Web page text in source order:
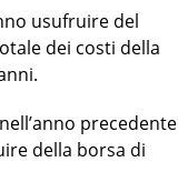
usufruire del
dei costi della
precedente
della borsa di